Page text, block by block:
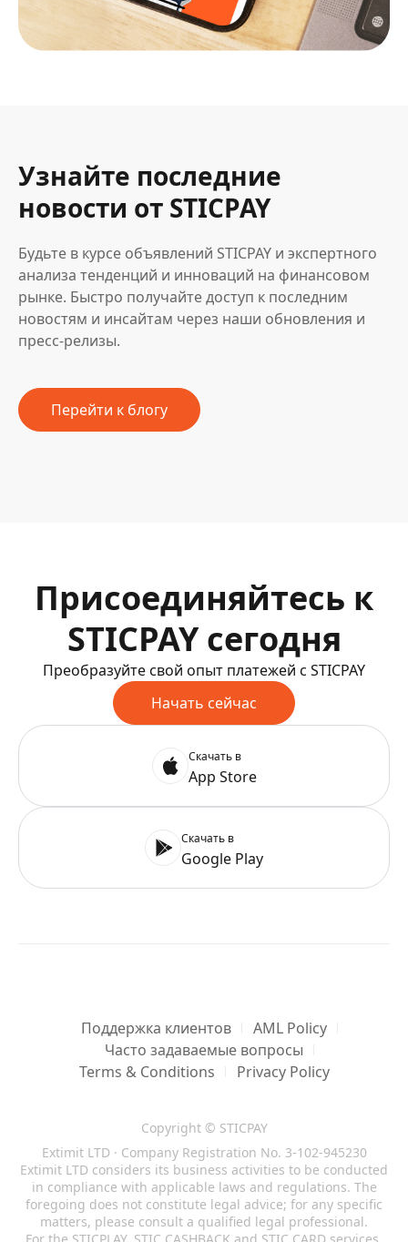
Узнайте последние
новости от STICPAY
Будьте в курсе объявлений STICPAY и экспертного
анализа тенденций и инноваций на финансовом
рынке. Быстро получайте доступ к последним
новостям и инсайтам через наши обновления и
пресс-релизы.
Перейти к блогу
Присоединяйтесь к
STICPAY сегодня
Преобразуйте свой опыт платежей с STICPAY
Начать сейчас
Скачать в
App Store
Скачать в
Google Play
Поддержка клиентов
AML Policy
Часто задаваемые вопросы
Terms & Conditions
Privacy Policy
Copyright © STICPAY
Extimit LTD · Company Registration No. 3-102-945230
Extimit LTD considers its business activities to be conducted
in compliance with applicable laws and regulations. The
foregoing does not constitute legal advice; for any specific
matters, please consult a qualified legal professional.
For the STICPLAY, STIC CASHBACK and STIC CARD services,